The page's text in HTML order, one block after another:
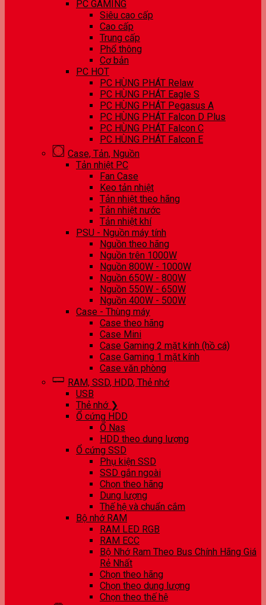
PC GAMING
Siêu cao cấp
Cao cấp
Trung cấp
Phổ thông
Cơ bản
PC HOT
PC HÙNG PHÁT Relaw
PC HÙNG PHÁT Eagle S
PC HÙNG PHÁT Pegasus A
PC HÙNG PHÁT Falcon D Plus
PC HÙNG PHÁT Falcon C
PC HÙNG PHÁT Falcon E
Case, Tản, Nguồn
Tản nhiệt PC
Fan Case
Keo tản nhiệt
Tản nhiệt theo hãng
Tản nhiệt nước
Tản nhiệt khí
PSU - Nguồn máy tính
Nguồn theo hãng
Nguồn trên 1000W
Nguồn 800W - 1000W
Nguồn 650W - 800W
Nguồn 550W - 650W
Nguồn 400W - 500W
Case - Thùng máy
Case theo hãng
Case Mini
Case Gaming 2 mặt kính (hồ cá)
Case Gaming 1 mặt kính
Case văn phòng
RAM, SSD, HDD, Thẻ nhớ
USB
Thẻ nhớ ❯
Ổ cứng HDD
Ổ Nas
HDD theo dung lượng
Ổ cứng SSD
Phụ kiện SSD
SSD gắn ngoài
Chọn theo hãng
Dung lượng
Thế hệ và chuẩn cắm
Bộ nhớ RAM
RAM LED RGB
RAM ECC
Bộ Nhớ Ram Theo Bus Chính Hãng Giá
Rẻ Nhất
Chọn theo hãng
Chọn theo dung lượng
Chọn theo thế hệ